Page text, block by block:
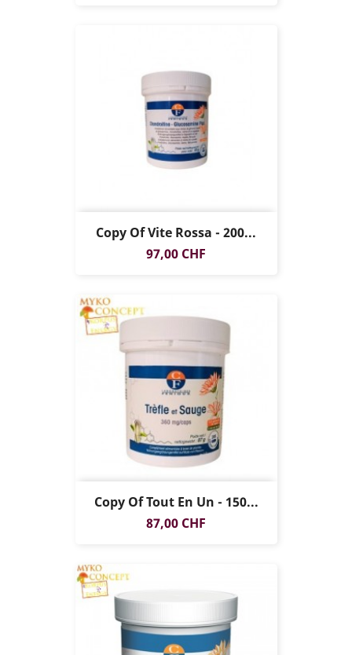
Copy Of Vite Rossa - 200...
Prezzo
97,00 CHF
Copy Of Tout En Un - 150...
Prezzo
87,00 CHF